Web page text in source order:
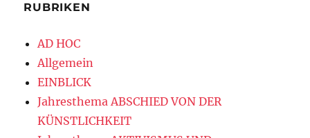
RUBRIKEN
AD HOC
Allgemein
EINBLICK
Jahresthema ABSCHIED VON DER
KÜNSTLICHKEIT